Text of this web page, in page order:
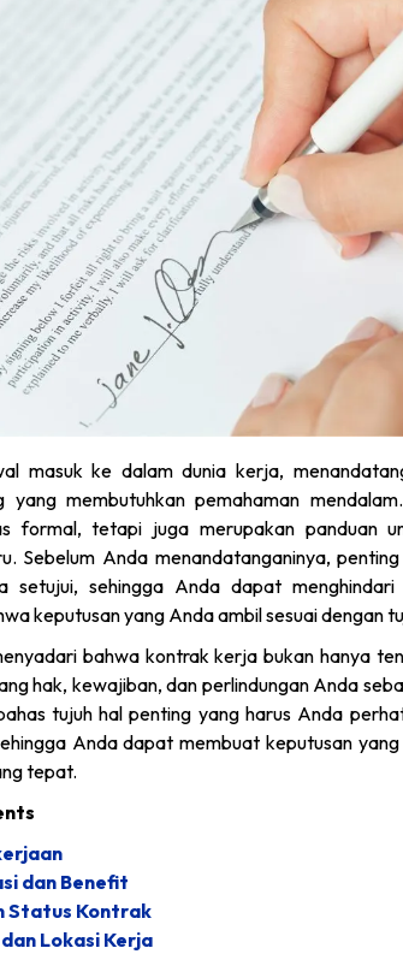
masuk ke dalam dunia kerja,
yang membutuhkan pemahaman
formal, tetapi juga merupakan panduan
Sebelum Anda menandatanganinya,
setujui, sehingga Anda dapat
keputusan yang Anda ambil sesuai dengan
bahwa kontrak kerja bukan hanya
hak, kewajiban, dan perlindungan Anda
tujuh hal penting yang harus Anda
Anda dapat membuat keputusan
tepat.
dan Benefit
Status Kontrak
Lokasi Kerja